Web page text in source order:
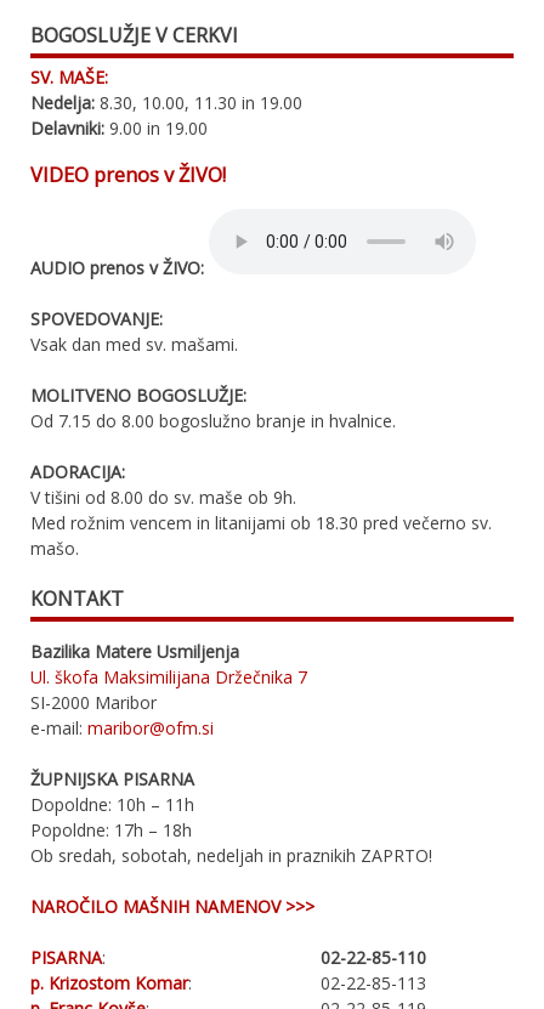
BOGOSLUŽJE V CERKVI
SV. MAŠE:
Nedelja: 8.30, 10.00, 11.30 in 19.00
Delavniki: 9.00 in 19.00
VIDEO prenos v ŽIVO!
AUDIO prenos v ŽIVO:
SPOVEDOVANJE:
Vsak dan med sv. mašami.
MOLITVENO BOGOSLUŽJE:
Od 7.15 do 8.00 bogoslužno branje in hvalnice.
ADORACIJA:
V tišini od 8.00 do sv. maše ob 9h.
Med rožnim vencem in litanijami ob 18.30 pred večerno sv.
mašo.
KONTAKT
Bazilika Matere Usmiljenja
Ul. škofa Maksimilijana Držečnika 7
SI-2000 Maribor
e-mail: maribor@ofm.si
ŽUPNIJSKA PISARNA
Dopoldne: 10h – 11h
Popoldne: 17h – 18h
Ob sredah, sobotah, nedeljah in praznikih ZAPRTO!
NAROČILO MAŠNIH NAMENOV >>>
PISARNA:
02-22-85-110
p. Krizostom Komar:
02-22-85-113